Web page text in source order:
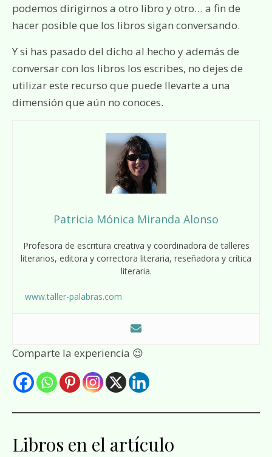
podemos dirigirnos a otro libro y otro… a fin de
hacer posible que los libros sigan conversando.
Y si has pasado del dicho al hecho y además de
conversar con los libros los escribes, no dejes de
utilizar este recurso que puede llevarte a una
dimensión que aún no conoces.
Patricia Mónica Miranda Alonso
Profesora de escritura creativa y coordinadora de talleres
literarios, editora y correctora literaria, reseñadora y crítica
literaria.
www.taller-palabras.com
Comparte la experiencia 😉
Libros en el artículo